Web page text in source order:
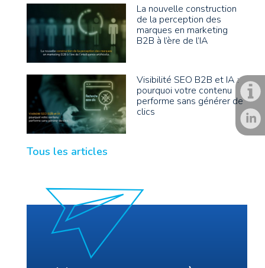
La nouvelle construction
de la perception des
marques en marketing
B2B à l’ère de l’IA
Visibilité SEO B2B et IA :
pourquoi votre contenu
performe sans générer de
clics
Tous les articles